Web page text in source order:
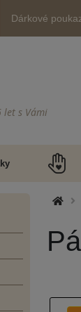
Dárkové
s Vámi